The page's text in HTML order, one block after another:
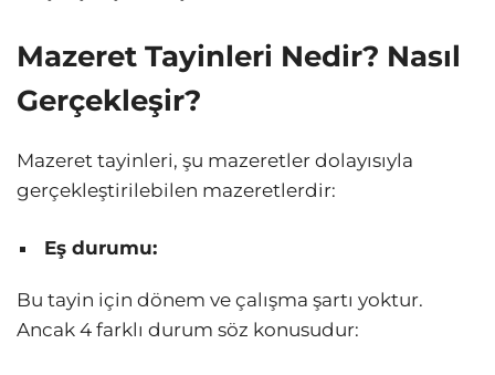
Mazeret Tayinleri Nedir? Nasıl
Gerçekleşir?
Mazeret tayinleri, şu mazeretler dolayısıyla
gerçekleştirilebilen mazeretlerdir:
Eş durumu:
Bu tayin için dönem ve çalışma şartı yoktur.
Ancak 4 farklı durum söz konusudur: